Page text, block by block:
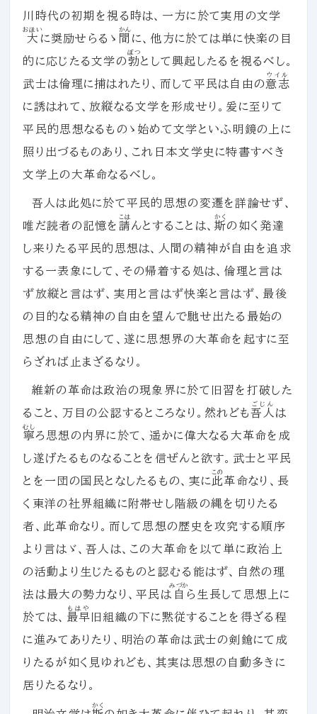
川時代の初期を視る時は、一方に於て実用の文学
大
おほい
に奨励せらるゝ 間
かん
に、他方に於ては単に快楽の目
的に応じたる文学の勃
ぼつ
として興起したるを視るべし。
武士は倫理に捕はれたり、而して平民は自由の意志
ウイル
に誘はれて、放縦なる文学を形成せり。爰に至りて
平民的思想なるものゝ始めて文学といふ明鏡の上に
照り出づるものあり、これ日本文学史に特書すべき
文学上の大革命なるべし。
吾人は此処に於て平民的思想の変遷を詳論せず、
唯だ読者の記憶を 請
こは
んとすることは、斯
かく
の如く発達
し来りたる平民的思想は、人間の精神が自由を追求
する一表象にして、その帰着する処は、倫理と言は
ず放縦と言はず、実用と言はず快楽と言はず、最後
の目的なる精神の自由を望んで馳せ出たる最始の
思想の自由にして、遂に思想界の大革命を起すに至
らざれば止まざるなり。
維新の革命は政治の現象界に於て旧習を打破した
ること、万目の公認するところなり。然れども吾人
ごじん
は
寧
むし
ろ思想の内界に於て、遥かに偉大なる大革命を成
し遂げたるものなることを信ぜんと欲す。武士と平民
とを一団の国民となしたるもの、実に此
この
革命なり、長
く東洋の社界組織に附帯せし階級の縄を切りたる
者、此革命なり。而して思想の歴史を攻究する順序
より言はゞ、吾人は、この大革命を以て単に政治上
の活動より生じたるものと認むる能はず、自然の理
法は最大の勢力なり、平民は 自
みづか
ら生長して思想上に
於ては、 最早
もはや
旧組織の下に黙従することを得ざる程
に進みてありたり、明治の革命は武士の剣鎗にて成
りたるが如く見ゆれども、其実は思想の自動多きに
居りたるなり。
かく